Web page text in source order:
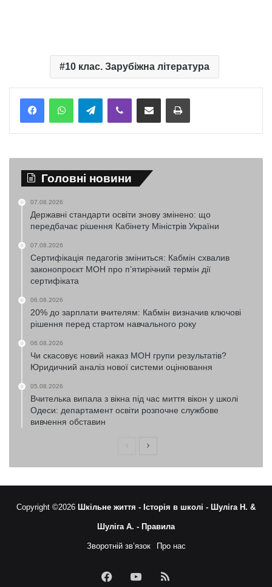
10 клас. Зарубіжна література
TelegramViber Надіслати електронною поштоюНадрукувати
Головні новини
07.08.2026
Державні стандарти освіти знову змінено: що
передбачає рішення Кабінету Міністрів України
07.08.2026
Сертифікація педагогів зміниться: Кабмін схвалив
законопроєкт МОН про п’ятирічний термін дії
сертифіката
06.08.2026
20% до зарплати вчителям: Кабмін визначив ключові
рішення перед стартом навчального року
06.08.2026
Чи скасовує новий наказ МОН групи результатів?
Юридичний аналіз нової системи оцінювання
05.08.2026
Вчителька випала з вікна під час миття вікон у школі
Одеси: департамент освіти розпочне службове
вивчення обставин
ПопередняНаступна
Copyright ©2026 Шкільне життя - Історія в школі - Шуліга Н. &
Шуліга А. - Правила
Зворотній зв’язок Про нас
FacebookYouTubeRSS